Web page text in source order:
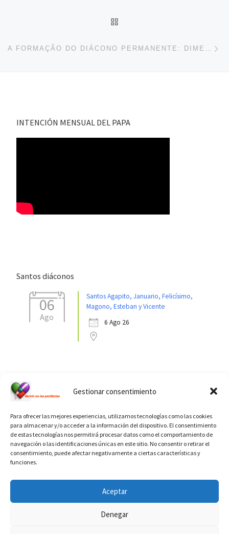
Gestionar consentimiento
Para ofrecer las mejores experiencias, utilizamos tecnologías como las cookies
para almacenar y/o acceder a la información del dispositivo. El consentimiento
de estas tecnologías nos permitirá procesar datos como el comportamiento de
navegación o las identificaciones únicas en este sitio. No consentir o retirar el
consentimiento, puede afectar negativamente a ciertas características y
funciones.
Aceptar
Denegar
A FORMAÇÃO DO DIÁCONO PERMANENTE: DIMENSÕES, EXIGÊNCIAS E DESAFIOS
INTENCIÓN MENSUAL DEL PAPA
Santos diáconos
06
Ago
Santos Agapito, Januario, Felicísimo,
Magono, Esteban y Vicente
6 Ago 26